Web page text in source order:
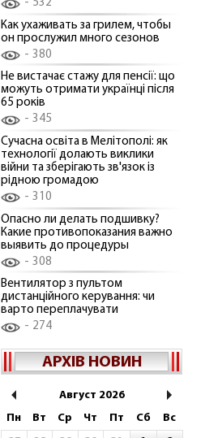
532
Как ухаживать за грилем, чтобы
он прослужил много сезонов
380
Не вистачає стажу для пенсії: що
можуть отримати українці після
65 років
345
Сучасна освіта в Мелітополі: як
технології долають виклики
війни та зберігають зв'язок із
рідною громадою
310
Опасно ли делать подшивку?
Какие противопоказания важно
выявить до процедуры
308
Вентилятор з пультом
дистанційного керування: чи
варто переплачувати
274
АРХІВ НОВИН
Август 2026
Пн
Вт Ср Чт Пт Сб
Вс